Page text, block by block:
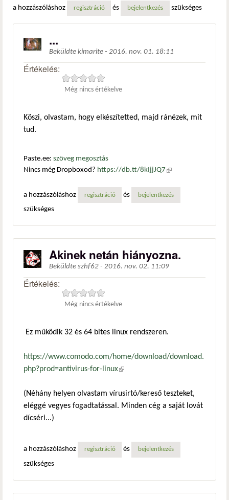
a hozzászóláshoz regisztráció és bejelentkezés szükséges
...
Beküldte kimarite - 2016. nov. 01. 18:11
Értékelés:
Még nincs értékelve
Köszi, olvastam, hogy elkészítetted, majd ránézek, mit
tud.
Paste.ee: szöveg megosztás
Nincs még Dropboxod? https://db.tt/8kIjjJQ7 (külső
a hozzászóláshoz
regisztráció és bejelentkezés
szükséges
Akinek netán hiányozna.
Beküldte szhf62 - 2016. nov. 02. 11:09
Értékelés:
Még nincs értékelve
Ez működik 32 és 64 bites linux rendszeren.
https://www.comodo.com/home/download/download.
php?prod=antivirus-for-linux(külső hivatkozás)
(Néhány helyen olvastam vírusirtó/kereső teszteket,
eléggé vegyes fogadtatással. Minden cég a saját lovát
dícséri...)
a hozzászóláshoz regisztráció és bejelentkezés
szükséges